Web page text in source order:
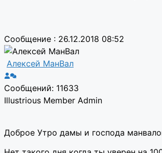
Сообщение : 26.12.2018 08:52
Алексей МанВал
Сообщений: 11633
Illustrious Member Admin
Доброе Утро дамы и господа